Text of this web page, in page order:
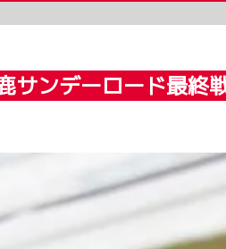
サンデーロード最終